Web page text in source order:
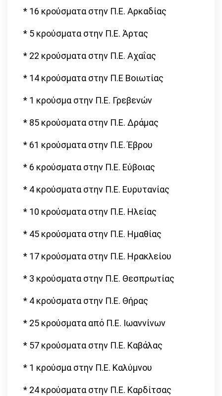
* 16 κρούσματα στην Π.Ε. Αρκαδίας
* 5 κρούσματα στην Π.Ε. Άρτας
* 22 κρούσματα στην Π.Ε. Αχαΐας
* 14 κρούσματα στην Π.Ε Βοιωτίας
* 1 κρούσμα στην Π.Ε. Γρεβενών
* 85 κρούσματα στην Π.Ε. Δράμας
* 61 κρούσματα στην Π.Ε. Έβρου
* 6 κρούσματα στην Π.Ε. Εύβοιας
* 4 κρούσματα στην Π.Ε. Ευρυτανίας
* 10 κρούσματα στην Π.Ε. Ηλείας
* 45 κρούσματα στην Π.Ε. Ημαθίας
* 17 κρούσματα στην Π.Ε. Ηρακλείου
* 3 κρούσματα στην Π.Ε. Θεσπρωτίας
* 4 κρούσματα στην Π.Ε. Θήρας
* 25 κρούσματα από Π.Ε. Ιωαννίνων
* 57 κρούσματα στην Π.Ε. Καβάλας
* 1 κρούσμα στην Π.Ε. Καλύμνου
* 24 κρούσματα στην Π.Ε. Καρδίτσας